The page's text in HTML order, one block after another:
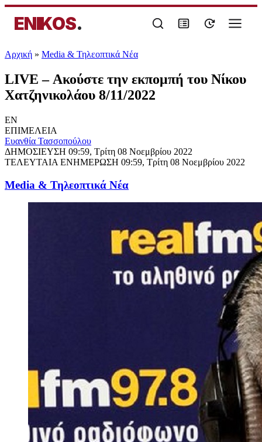
ENIKOS.
Αρχική » Media & Τηλεοπτικά Νέα
LIVE – Ακούστε την εκπομπή του Νίκου
Χατζηνικολάου 8/11/2022
EN
ΕΠΙΜΕΛΕΙΑ
Ευανθία Τασσοπούλου
ΔΗΜΟΣΙΕΥΣΗ 09:59, Τρίτη 08 Νοεμβρίου 2022
ΤΕΛΕΥΤΑΙΑ ΕΝΗΜΕΡΩΣΗ 09:59, Τρίτη 08 Νοεμβρίου 2022
Media & Τηλεοπτικά Νέα